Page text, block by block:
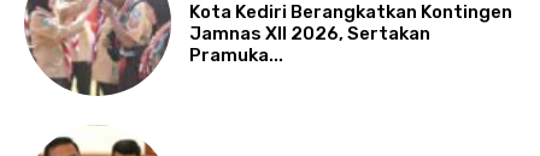
Kota Kediri Berangkatkan Kontingen
Jamnas XII 2026, Sertakan
Pramuka...